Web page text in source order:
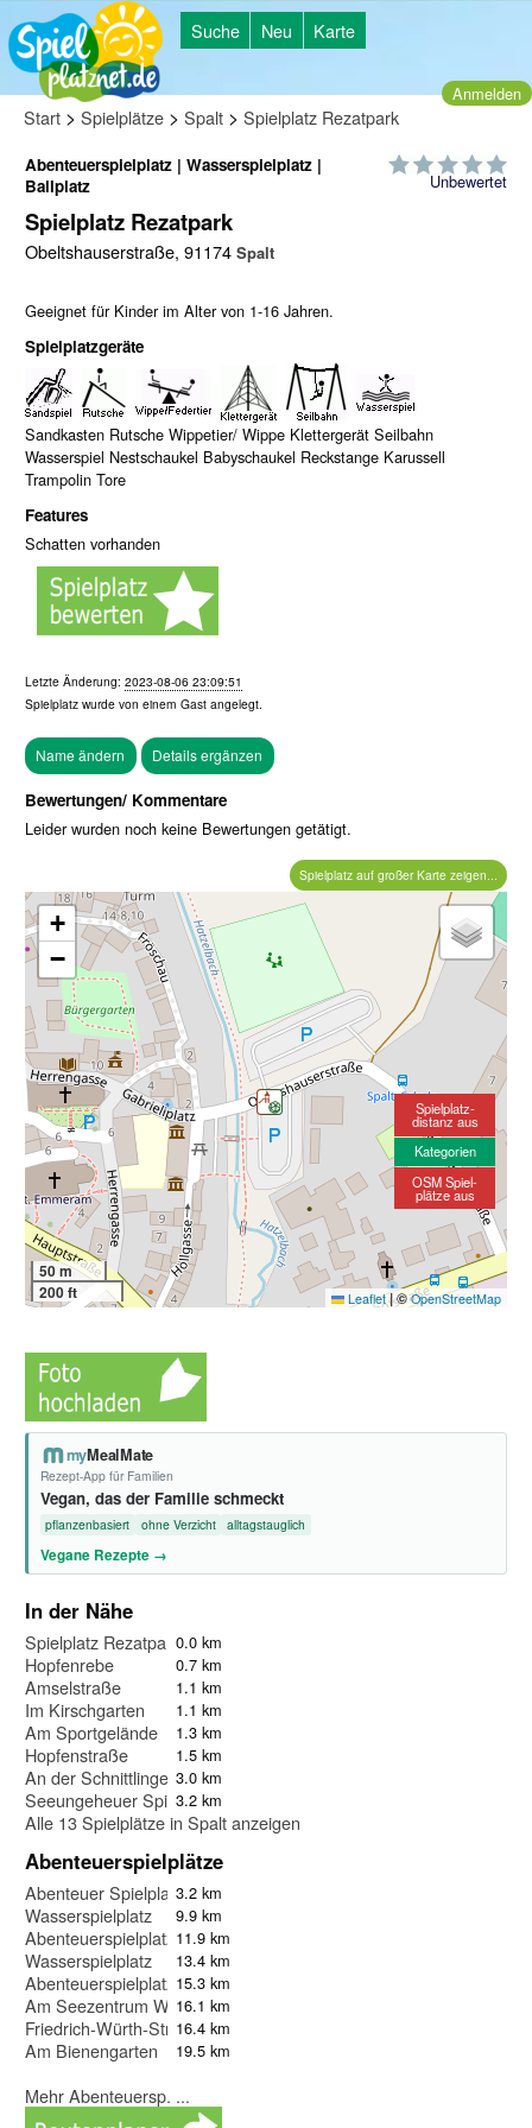
Suche Neu Karte
Anmelden
Start > Spielplätze > Spalt > Spielplatz Rezatpark
Unbewertet
Abenteuerspielplatz | Wasserspielplatz |
Ballplatz
Spielplatz Rezatpark
Obeltshauserstraße, 91174 Spalt
Geeignet für Kinder im Alter von 1-16 Jahren.
Spielplatzgeräte
Sandkasten Rutsche Wippetier/ Wippe Klettergerät Seilbahn
Wasserspiel Nestschaukel Babyschaukel Reckstange Karussell
Trampolin Tore
Features
Schatten vorhanden
Letzte Änderung: 2023-08-06 23:09:51
Spielplatz wurde von einem Gast angelegt.
Bewertungen/ Kommentare
Leider wurden noch keine Bewertungen getätigt.
Spielplatz auf großer Karte zeigen...
+
−
50 m
200 ft
Leaflet |©OpenStreetMap
Spielplatz-
distanz aus
Kategorien
OSM Spiel-
plätze aus
myMealMate
Rezept-App für Familien
Vegan, das der Familie schmeckt
pflanzenbasiert ohne Verzicht alltagstauglich
Vegane Rezepte →
In der Nähe
Spielplatz Rezatpark0.0 km
Hopfenrebe 0.7 km
Amselstraße 1.1 km
Im Kirschgarten 1.1 km
Am Sportgelände 1.3 km
Hopfenstraße 1.5 km
An der Schnittlinger Eiche
3.0 km
Seeungeheuer Spielplatz
3.2 km
Alle 13 Spielplätze in Spalt anzeigen
Abenteuerspielplätze
Abenteuer Spielplatz Stockheim am See
3.2 km
Wasserspielplatz 9.9 km
Abenteuerspielplatz 11.9 km
Wasserspielplatz 13.4 km
Abenteuerspielplatz Hubstraße
15.3 km
Am Seezentrum Wald16.1 km
Friedrich-Würth-Straße16.4 km
Am Bienengarten 19.5 km
Mehr Abenteuersp. ...